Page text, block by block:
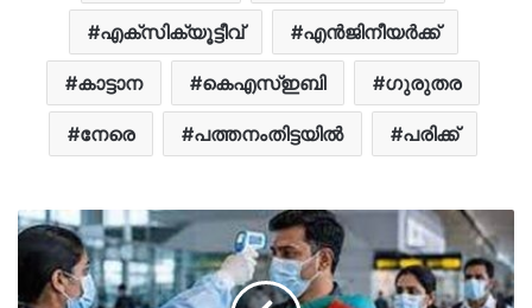
എക്സിക്യൂട്ടീവ് എൻജിനീയർക്ക്
കാട്ടാന കെഎസ്ഇബി ​ഗുരുതര
​നേരെ പത്തനംതിട്ടയിൽ പരിക്ക്